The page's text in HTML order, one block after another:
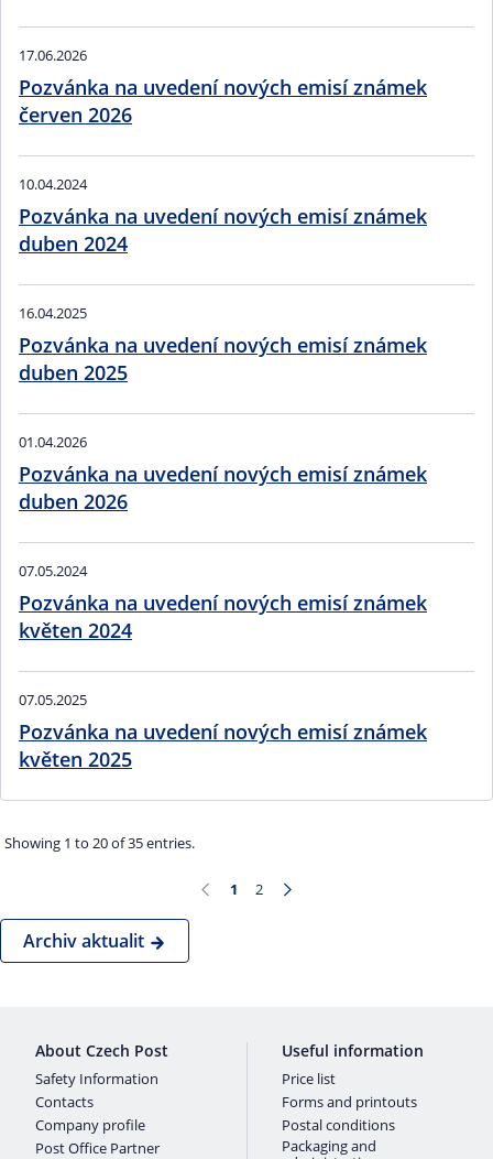
17.06.2026
Pozvánka na uvedení nových emisí známek
červen 2026
10.04.2024
Pozvánka na uvedení nových emisí známek
duben 2024
16.04.2025
Pozvánka na uvedení nových emisí známek
duben 2025
01.04.2026
Pozvánka na uvedení nových emisí známek
duben 2026
07.05.2024
Pozvánka na uvedení nových emisí známek
květen 2024
07.05.2025
Pozvánka na uvedení nových emisí známek
květen 2025
Showing 1 to 20 of 35 entries.
Page
1 Page
2
Archiv aktualit
About Czech Post
Safety Information
Contacts
Company profile
Post Office Partner
Useful information
Price list
Forms and printouts
Postal conditions
Packaging and